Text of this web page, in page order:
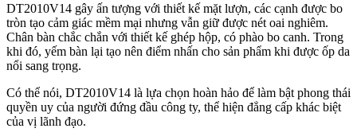
DT2010V14 gây ấn tượng với thiết kế mặt lượn, các cạnh được bo
tròn tạo cảm giác mềm mại nhưng vẫn giữ được nét oai nghiêm.
Chân bàn chắc chắn với thiết kế ghép hộp, có phào bo canh. Trong
khi đó, yếm bàn lại tạo nên điểm nhấn cho sản phẩm khi được ốp da
nổi sang trọng.
Có thể nói, DT2010V14 là lựa chọn hoàn hảo để làm bật phong thái
quyền uy của người đứng đầu công ty, thể hiện đẳng cấp khác biệt
của vị lãnh đạo.